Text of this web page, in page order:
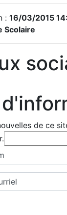
: 16/03/2015
Scolaire
de ce